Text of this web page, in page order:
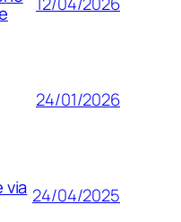
24/01/2026
via 24/04/2025